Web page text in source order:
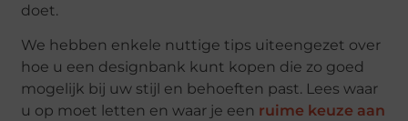
doet.
We hebben enkele nuttige tips uiteengezet over
hoe u een designbank kunt kopen die zo goed
mogelijk bij uw stijl en behoeften past. Lees waar
u op moet letten en waar je een ruime keuze aan